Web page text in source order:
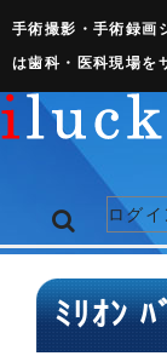
手術撮影・手術録画
は歯科・医科現場を
ログ
トップページ
ﾐﾘｵﾝ